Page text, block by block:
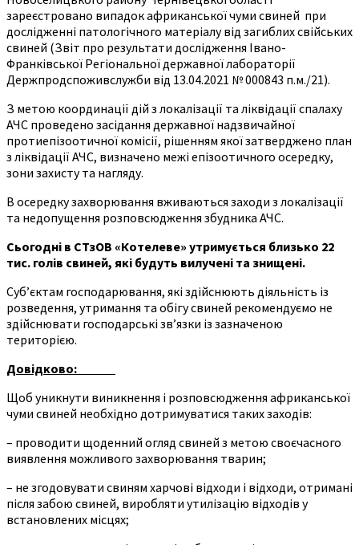
зареєстровано випадок африканської чуми свиней при
дослідженні патологічного матеріалу від загиблих свійських
свиней (Звіт про результати дослідження Івано-
Франківської Регіональної державної лабораторії
Держпродспоживслужби від 13.04.2021 № 000843 п.м./21).
З метою координації дій з локалізації та ліквідації спалаху
АЧС проведено засідання державної надзвичайної
протиепізоотичної комісії, рішенням якої затверджено план
з ліквідації АЧС, визначено межі епізоотичного осередку,
зони захисту та нагляду.
В осередку захворювання вживаються заходи з локалізації
та недопущення розповсюдження збудника АЧС.
Сьогодні в СТзОВ «Котелеве» утримується близько 22
тис. голів свиней, які будуть вилучені та знищені.
Суб’єктам господарювання, які здійснюють діяльність із
розведення, утримання та обігу свиней рекомендуємо не
здійснювати господарські зв’язки із зазначеною
територією.
Довідково:
Щоб уникнути виникнення і розповсюдження африканської
чуми свиней необхідно дотримуватися таких заходів:
– проводити щоденний огляд свиней з метою своєчасного
виявлення можливого захворювання тварин;
– не згодовувати свиням харчові відходи і відходи, отримані
після забою свиней, виробляти утилізацію відходів у
встановлених місцях;